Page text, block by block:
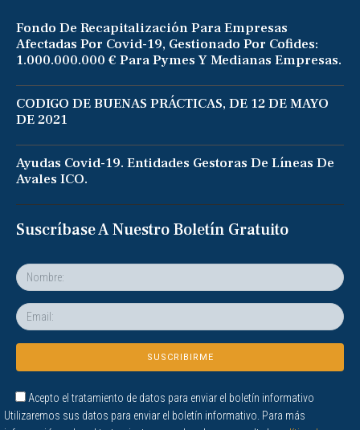
Fondo De Recapitalización Para Empresas
Afectadas Por Covid-19, Gestionado Por Cofides:
1.000.000.000 € Para Pymes Y Medianas Empresas.
CODIGO DE BUENAS PRÁCTICAS, DE 12 DE MAYO
DE 2021
Ayudas Covid-19. Entidades Gestoras De Líneas De
Avales ICO.
Suscríbase A Nuestro Boletín Gratuito
Acepto el tratamiento de datos para enviar el boletín informativo
Utilizaremos sus datos para enviar el boletín informativo. Para más